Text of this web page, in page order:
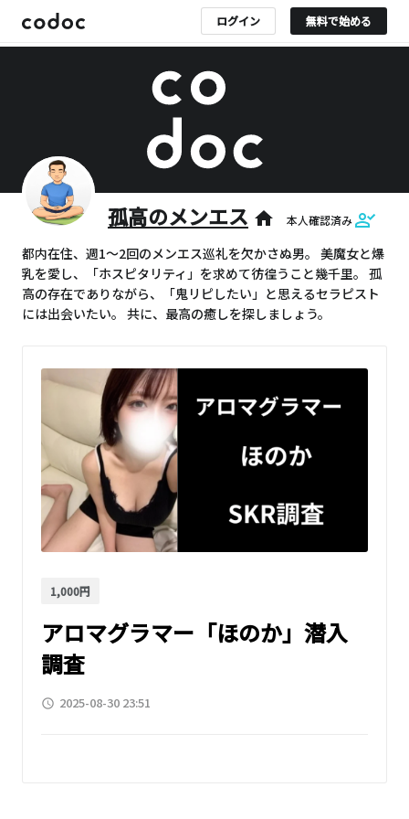
ログイン 無料で始める
孤高のメンエス home 本人確認済み
都内在住、週1〜2回のメンエス巡礼を欠かさぬ男。 美魔女と爆
乳を愛し、「ホスピタリティ」を求めて彷徨うこと幾千里。 孤
高の存在でありながら、「鬼リピしたい」と思えるセラピスト
には出会いたい。 共に、最高の癒しを探しましょう。
1,000円
アロマグラマー「ほのか」潜入
調査
access_time 2025-08-30 23:51